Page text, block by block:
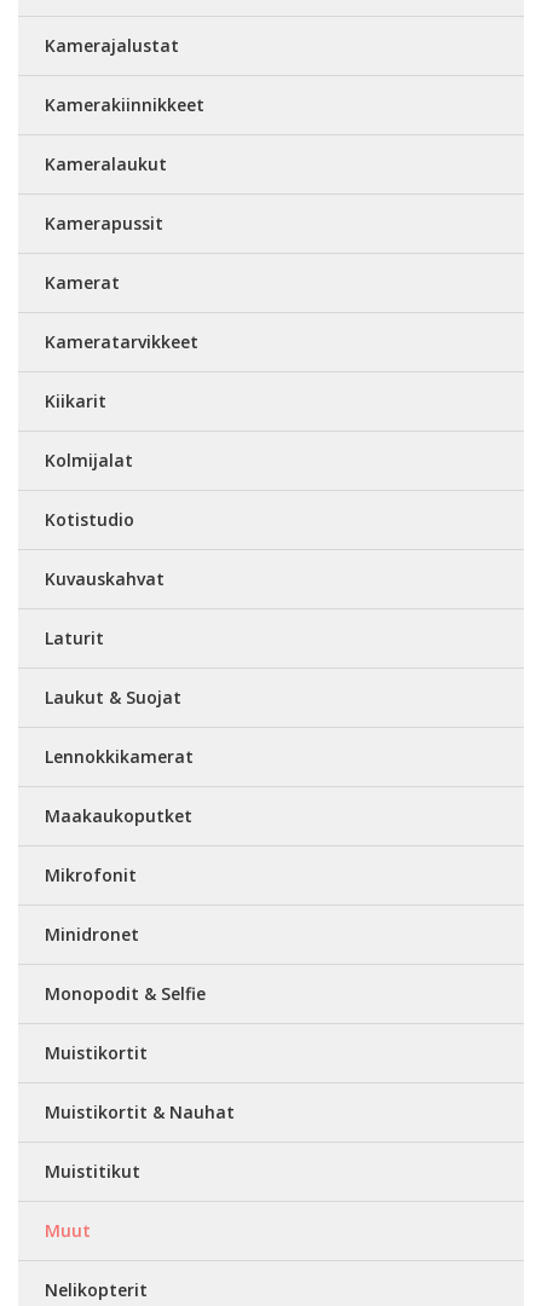
Kamerajalustat
Kamerakiinnikkeet
Kameralaukut
Kamerapussit
Kamerat
Kameratarvikkeet
Kiikarit
Kolmijalat
Kotistudio
Kuvauskahvat
Laturit
Laukut & Suojat
Lennokkikamerat
Maakaukoputket
Mikrofonit
Minidronet
Monopodit & Selfie
Muistikortit
Muistikortit & Nauhat
Muistitikut
Muut
Nelikopterit